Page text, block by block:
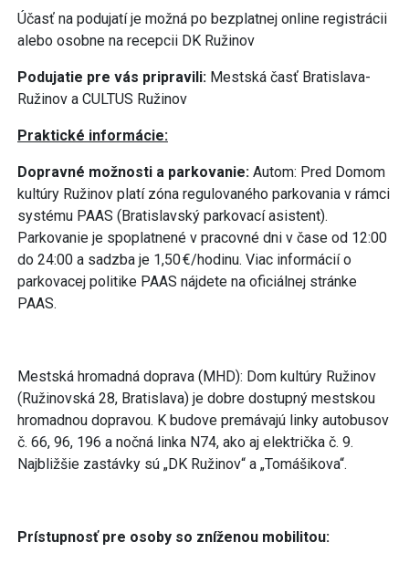
Účasť na podujatí je možná po bezplatnej online registrácii
alebo osobne na recepcii DK Ružinov
Podujatie pre vás pripravili: Mestská časť Bratislava-
Ružinov a CULTUS Ružinov
Praktické informácie:
Dopravné možnosti a parkovanie: Autom: Pred Domom
kultúry Ružinov platí zóna regulovaného parkovania v rámci
systému PAAS (Bratislavský parkovací asistent).
Parkovanie je spoplatnené v pracovné dni v čase od 12:00
do 24:00 a sadzba je 1,50 €/hodinu. Viac informácií o
parkovacej politike PAAS nájdete na oficiálnej stránke
PAAS.
Mestská hromadná doprava (MHD): Dom kultúry Ružinov
(Ružinovská 28, Bratislava) je dobre dostupný mestskou
hromadnou dopravou. K budove premávajú linky autobusov
č. 66, 96, 196 a nočná linka N74, ako aj električka č. 9.
Najbližšie zastávky sú „DK Ružinov“ a „Tomášikova“.
Prístupnosť pre osoby so zníženou mobilitou: